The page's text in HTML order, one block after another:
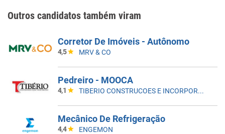
Outros candidatos também viram
Corretor De Imóveis - Autônomo
4,5 MRV & CO
Pedreiro - MOOCA
4,1 TIBERIO CONSTRUCOES E INCORPORACOES
Mecânico De Refrigeração
4,4 ENGEMON